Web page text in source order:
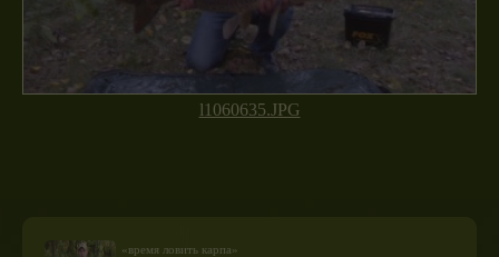
l1060635.JPG
«время ловить карпа»